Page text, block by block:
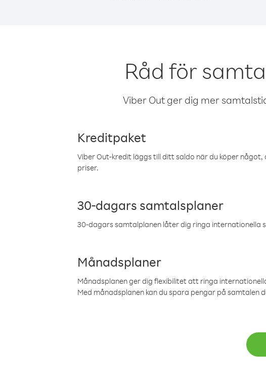
Råd för
Viber Out ger dig mer
Kreditpaket
Viber Out-kredit läggs till ditt saldo när du köper
priser.
30-dagars samtalsplaner
30-dagars samtalplanen låter dig ringa internationella
Månadsplaner
Månadsplanen ger dig flexibilitet att ringa
Med månadsplanen kan du spara pengar på samtalen